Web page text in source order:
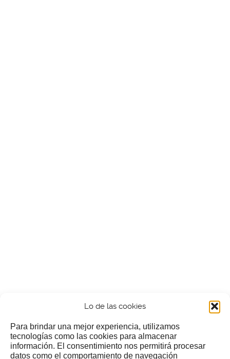
Lo de las cookies
Para brindar una mejor experiencia, utilizamos
tecnologías como las cookies para almacenar
información. El consentimiento nos permitirá procesar
datos como el comportamiento de navegación
¿Nos invitas a un cafecillo?